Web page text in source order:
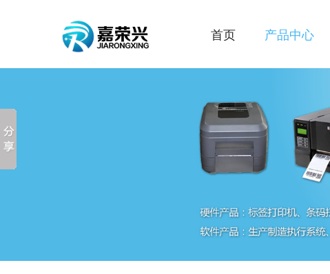
首页 产品中心